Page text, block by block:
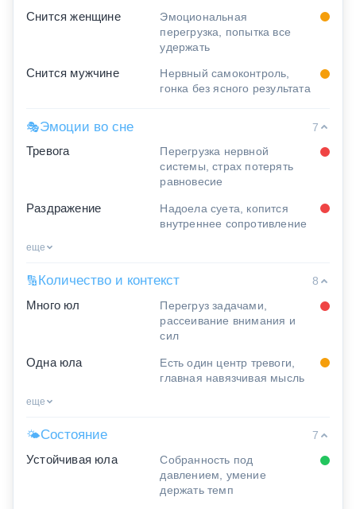
Снится женщине
Эмоциональная
перегрузка, попытка все
удержать
Снится мужчине
Нервный самоконтроль,
гонка без ясного результата
🎭Эмоции во сне
7
Тревога
Перегрузка нервной
системы, страх потерять
равновесие
Раздражение
Надоела суета, копится
внутреннее сопротивление
еще
🔢 Количество и контекст
8
Много юл
Перегруз задачами,
рассеивание внимания и
сил
Одна юла
Есть один центр тревоги,
главная навязчивая мысль
еще
🌤Состояние
7
Устойчивая юла
Собранность под
давлением, умение
держать темп